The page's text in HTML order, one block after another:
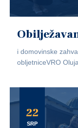
i domovinske
obljetniceVRO
22
SRP